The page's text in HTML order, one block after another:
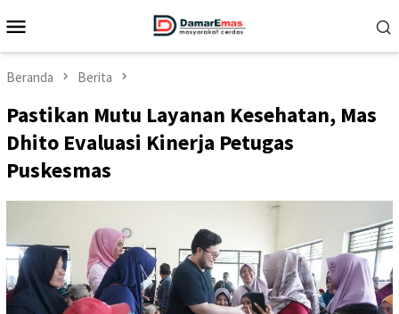
ke
Mobile
Beranda Berita
Pastikan Mutu Layanan Kesehatan, Mas
Dhito Evaluasi Kinerja Petugas
Puskesmas